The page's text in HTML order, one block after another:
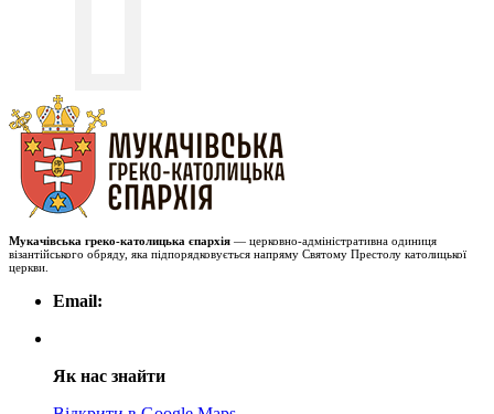
Мукачівська греко-католицька єпархія — церковно-адміністративна одиниця
візантійського обряду, яка підпорядковується напряму Святому Престолу католицької
церкви.
Email:
Як нас знайти